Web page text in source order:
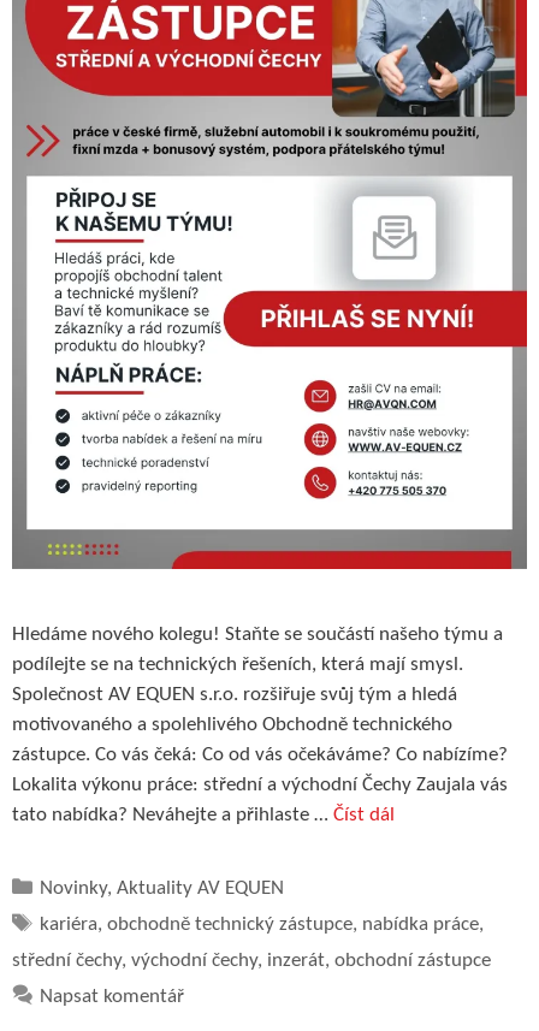
Hledáme nového kolegu! Staňte se součástí našeho týmu a
podílejte se na technických řešeních, která mají smysl.
Společnost AV EQUEN s.r.o. rozšiřuje svůj tým a hledá
motivovaného a spolehlivého Obchodně technického
zástupce. Co vás čeká: Co od vás očekáváme? Co nabízíme?
Lokalita výkonu práce: střední a východní Čechy Zaujala vás
tato nabídka? Neváhejte a přihlaste … Číst dál
Rubriky
Novinky,Aktuality AV EQUEN
Štítky
kariéra,obchodně technický zástupce, nabídka práce,
střední čechy, východní čechy, inzerát, obchodní zástupce
Napsat komentář